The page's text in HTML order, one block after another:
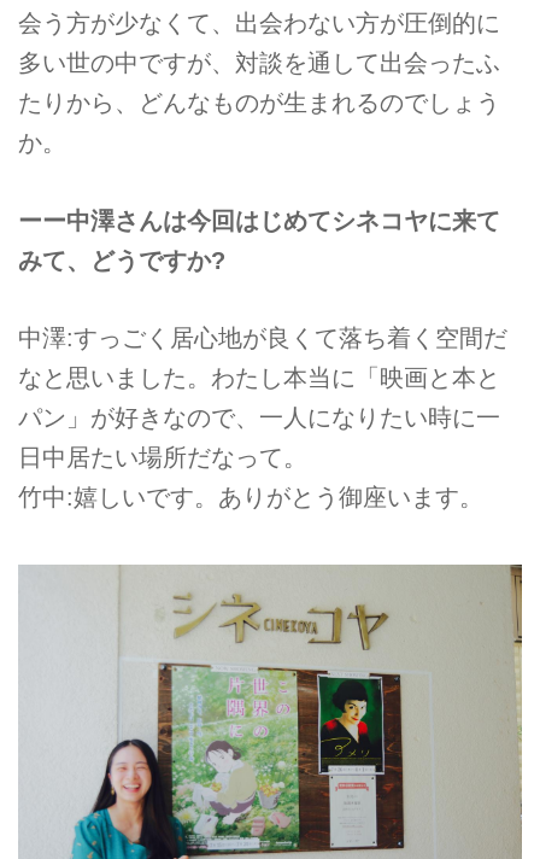
会う方が少なくて、出会わない方が圧倒的に
多い世の中ですが、対談を通して出会ったふ
たりから、どんなものが生まれるのでしょう
か。
ーー中澤さんは今回はじめてシネコヤに来て
みて、どうですか?
中澤:すっごく居心地が良くて落ち着く空間だ
なと思いました。わたし本当に「映画と本と
パン」が好きなので、一人になりたい時に一
日中居たい場所だなって。
竹中:嬉しいです。ありがとう御座います。